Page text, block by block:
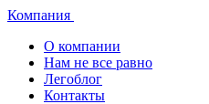
Компания
О компании
Нам не все равно
Легоблог
Контакты